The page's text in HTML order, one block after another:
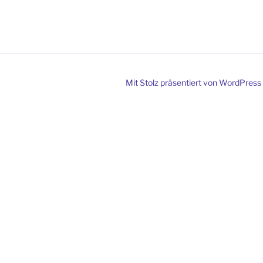
Mit Stolz präsentiert von WordPress